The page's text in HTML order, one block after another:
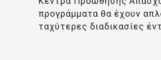
προγράμματα θα έχουν
ταχύτερες διαδικασίες